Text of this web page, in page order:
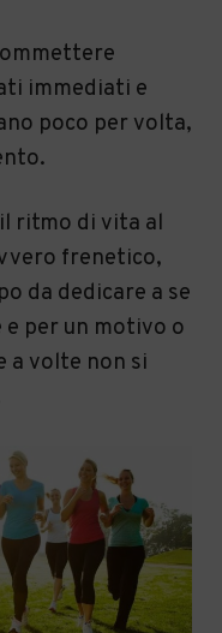
immediati e
poco per volta,
ritmo di vita al
frenetico,
da dedicare a se
per un motivo o
a volte non si